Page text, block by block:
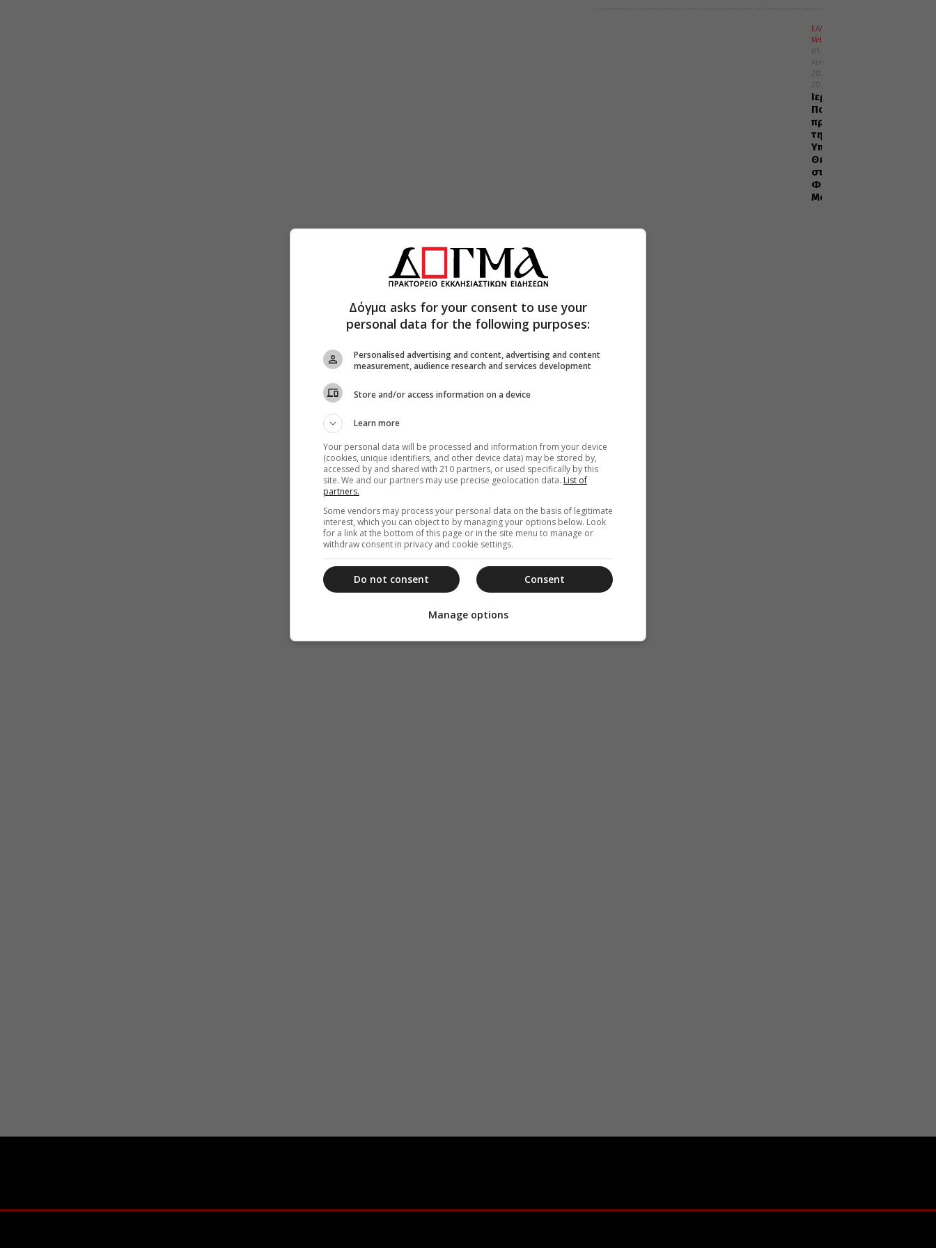
ΕΛΛΑΔΑ
ΜΗΤΡΟΠΟΛΕΙΣ
05
Αυγούστου
2026
20:29
Ιερά
Παράκληση
προς
την
Υπεραγία
Θεοτόκο
στα
Φαβριανά
Μονοφατσίου
Δόγμα asks for your consent to use your
personal data for the following purposes:
Personalised advertising and content, advertising and content
measurement, audience research and services development
Store and/or access information on a device
Learn more
Your personal data will be processed and information from your device
(cookies, unique identifiers, and other device data) may be stored by,
accessed by and shared with 210 partners, or used specifically by this
site. We and our partners may use precise geolocation data. List of
partners.
Some vendors may process your personal data on the basis of legitimate
interest, which you can object to by managing your options below. Look
for a link at the bottom of this page or in the site menu to manage or
withdraw consent in privacy and cookie settings.
Consent
Do not consent
Manage options